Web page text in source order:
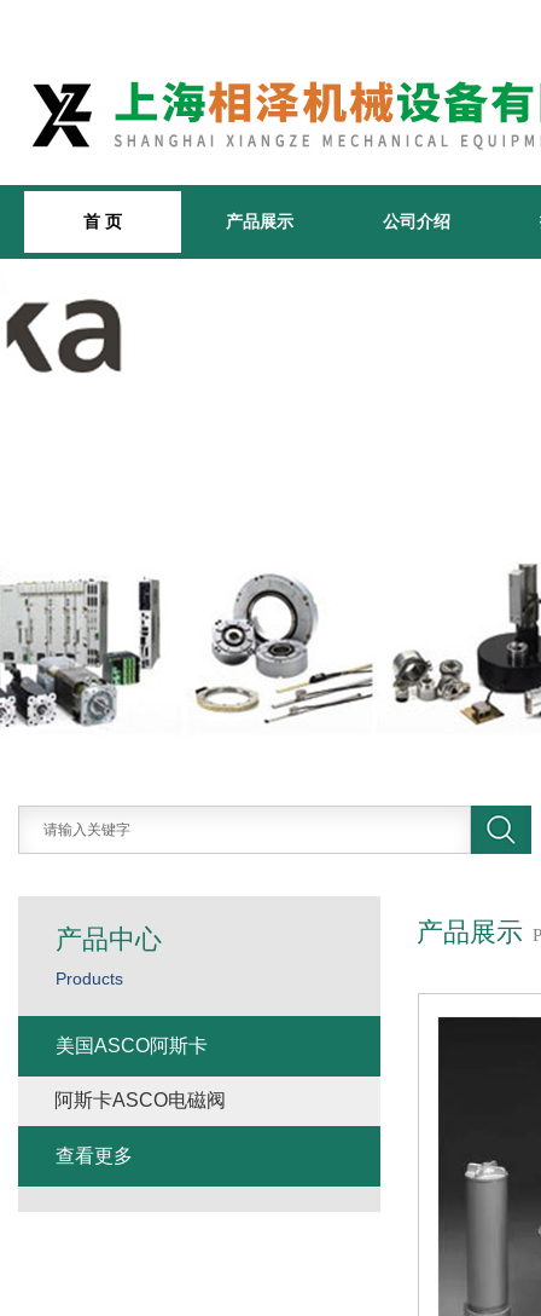
首 页 产品展示 公司介绍
产品展示
产品中心
Products
美国ASCO阿斯卡
阿斯卡ASCO电磁阀
查看更多